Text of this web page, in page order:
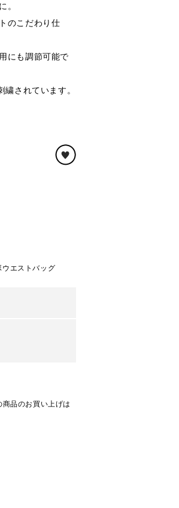
。
のこだわり仕
にも調節可能で
されています。
エストバッグ
品のお買い上げは